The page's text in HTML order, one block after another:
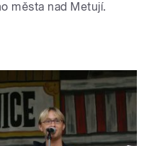
města nad Metují.